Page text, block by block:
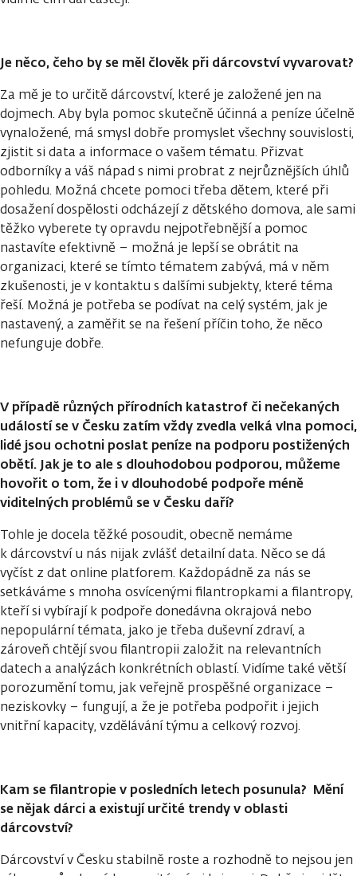
Je něco, čeho by se měl člověk při dárcovství vyvarovat?
Za mě je to určitě dárcovství, které je založené jen na
dojmech. Aby byla pomoc skutečně účinná a peníze účelně
vynaložené, má smysl dobře promyslet všechny souvislosti,
zjistit si data a informace o vašem tématu. Přizvat
odborníky a váš nápad s nimi probrat z nejrůznějších úhlů
pohledu. Možná chcete pomoci třeba dětem, které při
dosažení dospělosti odcházejí z dětského domova, ale sami
těžko vyberete ty opravdu nejpotřebnější a pomoc
nastavíte efektivně – možná je lepší se obrátit na
organizaci, které se tímto tématem zabývá, má v něm
zkušenosti, je v kontaktu s dalšími subjekty, které téma
řeší. Možná je potřeba se podívat na celý systém, jak je
nastavený, a zaměřit se na řešení příčin toho, že něco
nefunguje dobře.
V případě různých přírodních katastrof či nečekaných
událostí se v Česku zatím vždy zvedla velká vlna pomoci,
lidé jsou ochotni poslat peníze na podporu postižených
obětí. Jak je to ale s dlouhodobou podporou, můžeme
hovořit o tom, že i v dlouhodobé podpoře méně
viditelných problémů se v Česku daří?
Tohle je docela těžké posoudit, obecně nemáme
k dárcovství u nás nijak zvlášť detailní data. Něco se dá
vyčíst z dat online platforem. Každopádně za nás se
setkáváme s mnoha osvícenými filantropkami a filantropy,
kteří si vybírají k podpoře donedávna okrajová nebo
nepopulární témata, jako je třeba duševní zdraví, a
zároveň chtějí svou filantropii založit na relevantních
datech a analýzách konkrétních oblastí. Vidíme také větší
porozumění tomu, jak veřejně prospěšné organizace –
neziskovky – fungují, a že je potřeba podpořit i jejich
vnitřní kapacity, vzdělávání týmu a celkový rozvoj.
Kam se filantropie v posledních letech posunula? Mění
se nějak dárci a existují určité trendy v oblasti
dárcovství?
Dárcovství v Česku stabilně roste a rozhodně to nejsou jen